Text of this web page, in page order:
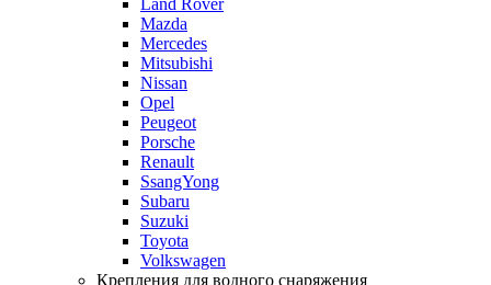
Mazda
Mercedes
Mitsubishi
Nissan
Opel
Peugeot
Porsche
Renault
SsangYong
Subaru
Suzuki
Toyota
Volkswagen
Крепления для водного снаряжения